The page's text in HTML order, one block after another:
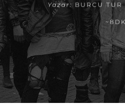
Yazar: BURCU TUR
~8DK